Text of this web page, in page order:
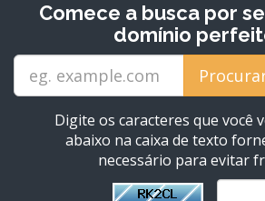
Comece a busca por
domínio
Digite os caracteres que você
abaixo na caixa de texto
necessário para evitar